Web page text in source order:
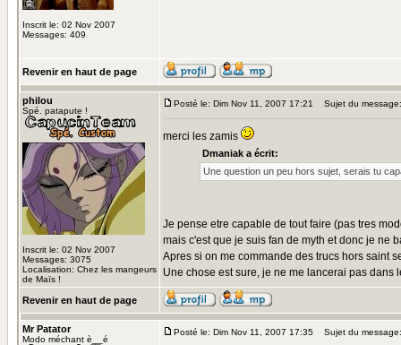
Inscrit le: 02 Nov 2007
Messages: 409
Revenir en haut de page
philou
Spé. patapute !
Inscrit le: 02 Nov 2007
Messages: 3075
Localisation: Chez les mangeurs
de Maïs !
Posté le: Dim Nov 11, 2007 17:21 Sujet du message:
merci les zamis
Dmaniak a écrit:
Une question un peu hors sujet, serais tu
Je pense etre capable de tout faire (pas tres
mais c'est que je suis fan de myth et donc je ne
Apres si on me commande des trucs hors saint
Une chose est sure, je ne me lancerai pas dans
Revenir en haut de page
Mr Patator
Modo méchant è__é
Posté le: Dim Nov 11, 2007 17:35 Sujet du message: